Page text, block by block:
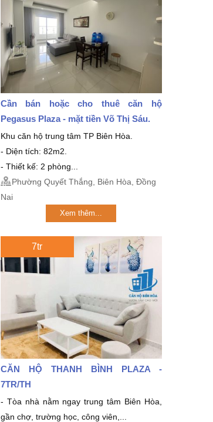
Cần bán hoặc cho thuê căn hộ
Pegasus Plaza - mặt tiền Võ Thị Sáu.
Khu căn hộ trung tâm TP Biên Hòa.
- Diện tích: 82m2.
- Thiết kế: 2 phòng...
Phường Quyết Thắng, Biên Hòa, Đồng
Nai
Xem thêm...
7tr
CĂN HỘ THANH BÌNH PLAZA -
7TR/TH
- Tòa nhà nằm ngay trung tâm Biên Hòa,
gần chợ, trường học, công viên,...